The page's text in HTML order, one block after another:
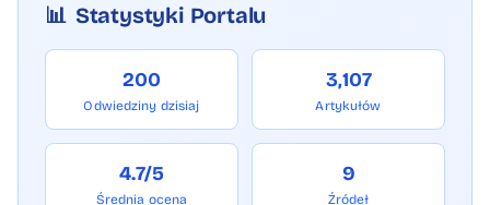
📊 Statystyki Portalu
200
Odwiedziny dzisiaj
3,107
Artykułów
4.7/5
Średnia ocena
9
Źródeł